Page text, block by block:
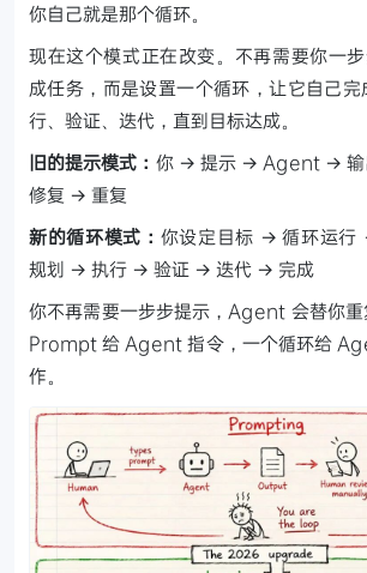
你自己就是那个循环。
现在这个模式正在改变。不再需要你一
成任务，而是设置一个循环，让它自己
行、验证、迭代，直到目标达成。
旧的提示模式： 你 → 提示 → Agent →
修复 → 重复
新的循环模式： 你设定目标 → 循环运
规划 → 执行 → 验证 → 迭代 → 完成
你不再需要一步步提示，Agent 会替你
Prompt 给 Agent 指令，一个循环给
作。